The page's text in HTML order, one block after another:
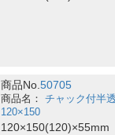
商品No.50705
チャック付半
120×150
120×150(120)×55mm